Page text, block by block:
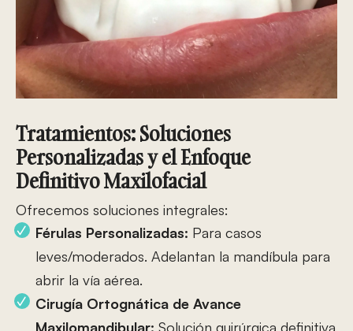
Tratamientos: Soluciones
Personalizadas y el Enfoque
Definitivo Maxilofacial
Ofrecemos soluciones integrales:
Férulas Personalizadas: Para casos
leves/moderados. Adelantan la mandíbula para
abrir la vía aérea.
Cirugía Ortognática de Avance
Maxilomandibular: Solución quirúrgica definitiva